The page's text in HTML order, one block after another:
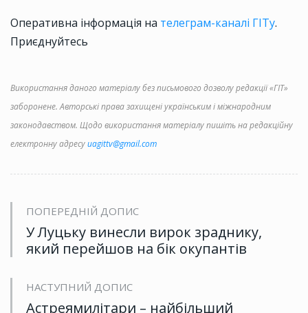
Оперативна інформація на телеграм-каналі ГІТу.
Приєднуйтесь
Використання даного матеріалу без письмового дозволу редакції «ГІТ»
заборонене. Авторські права захищені українським і міжнародним
законодавством. Щодо використання матеріалу пишіть на редакційну
електронну адресуuagittv@gmail.com
ПОПЕРЕДНІЙ ДОПИС
У Луцьку винесли вирок зраднику,
який перейшов на бік окупантів
НАСТУПНИЙ ДОПИС
Астреямилітари – найбільший